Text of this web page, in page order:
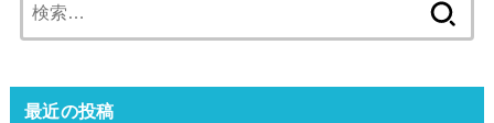
索:
最近の投稿